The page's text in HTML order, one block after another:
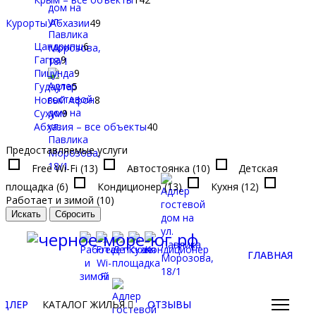
Курорты Абхазии49
Цандрипш6
Гагра9
Пицунда9
Гудаута5
Новый Афон8
Сухум9
Абхазия – все объекты40
Предоставляемые услуги
Free Wi-Fi (13)
Автостоянка (10)
Детская
площадка (6)
Кондиционер (13)
Кухня (12)
Работает и зимой (10)
ГЛАВНАЯ
КАТАЛОГ ЖИЛЬЯ ОТЗЫВЫ